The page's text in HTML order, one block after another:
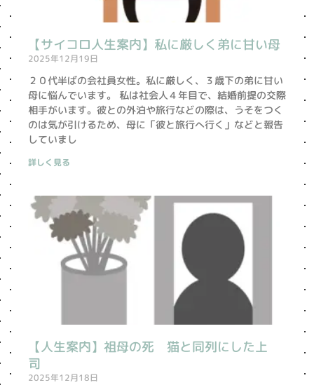
【サイコロ人生案内】私に厳しく弟に甘い母
2025年12月19日
２０代半ばの会社員女性。私に厳しく、３歳下の弟に甘い
母に悩んでいます。 私は社会人４年目で、結婚前提の交際
相手がいます。彼との外泊や旅行などの際は、うそをつく
のは気が引けるため、母に「彼と旅行へ行く」などと報告
していまし
詳しく見る
【人生案内】祖母の死 猫と同列にした上
司
2025年12月18日